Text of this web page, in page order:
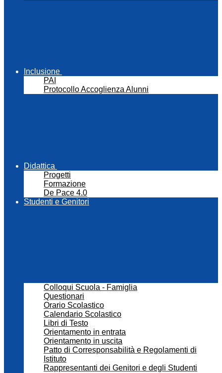
Inclusione
PAI
Protocollo Accoglienza Alunni
Didattica
Progetti
Formazione
De Pace 4.0
Studenti e Genitori
Colloqui Scuola - Famiglia
Questionari
Orario Scolastico
Calendario Scolastico
Libri di Testo
Orientamento in entrata
Orientamento in uscita
Patto di Corresponsabilità e Regolamenti di
Istituto
Rappresentanti dei Genitori e degli Studenti